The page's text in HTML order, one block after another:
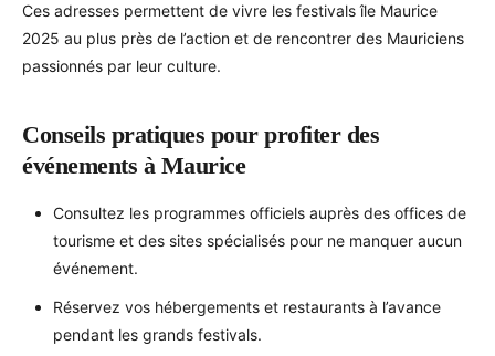
Ces adresses permettent de vivre les festivals île Maurice
2025 au plus près de l’action et de rencontrer des Mauriciens
passionnés par leur culture.
Conseils pratiques pour profiter des
événements à Maurice
Consultez les programmes officiels auprès des offices de
tourisme et des sites spécialisés pour ne manquer aucun
événement.
Réservez vos hébergements et restaurants à l’avance
pendant les grands festivals.